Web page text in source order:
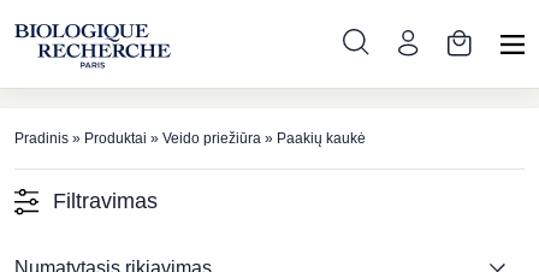
Paakių kaukė
Pradinis » Produktai » Veido priežiūra » Paakių kaukė
Filtravimas